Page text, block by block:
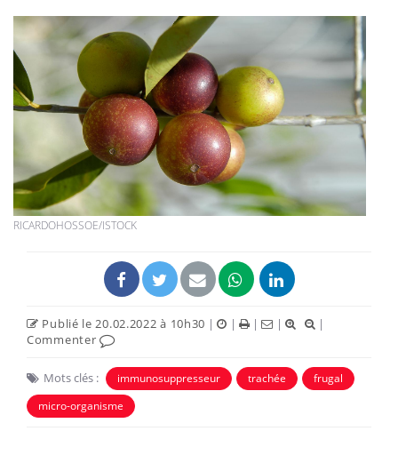
RICARDOHOSSOE/ISTOCK
Publié le 20.02.2022 à 10h30 | | | |
|
Commenter
Mots clés : immunosuppresseur trachée
frugal
micro-organisme